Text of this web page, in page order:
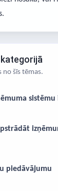
no šīs tēmas.
sistēmu
piedāvājumu